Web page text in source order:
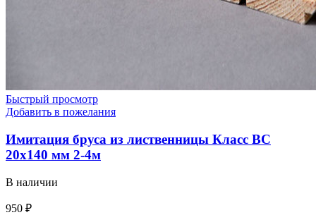
Быстрый просмотр
Добавить в пожелания
Имитация бруса из лиственницы Класс BC
20х140 мм 2-4м
В наличии
950 ₽